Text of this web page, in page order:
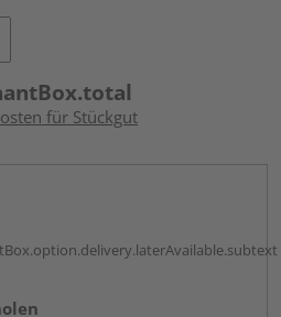
für Stückgut